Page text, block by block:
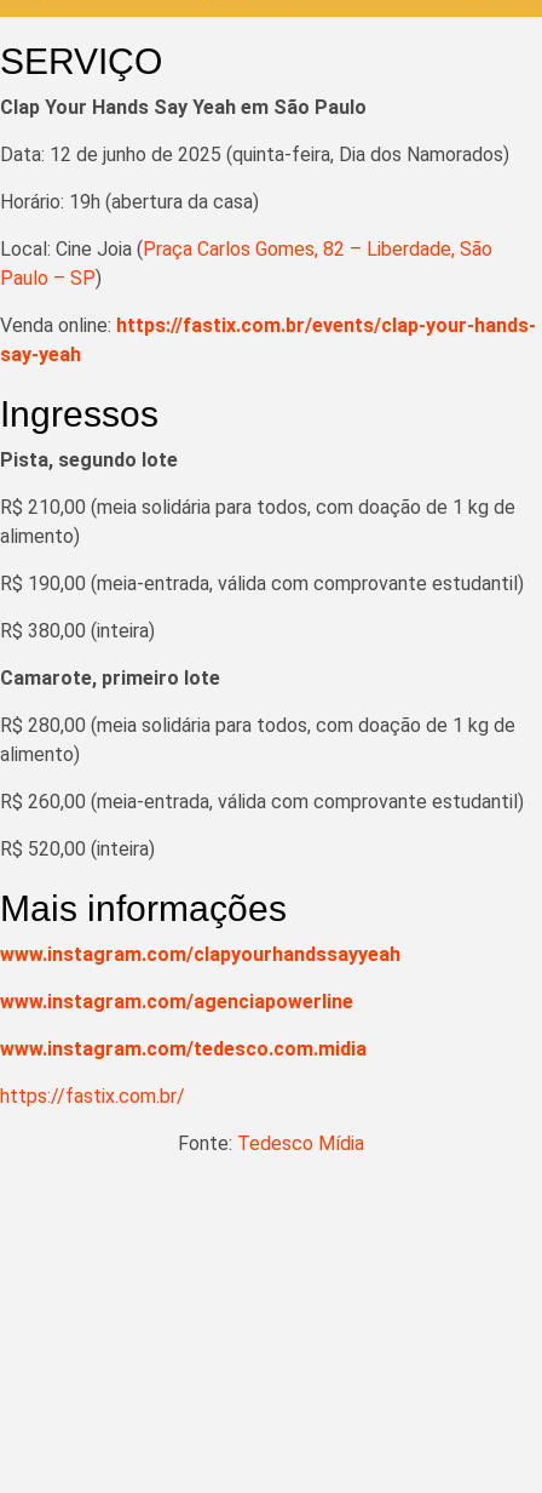
SERVIÇO
Clap Your Hands Say Yeah em São Paulo
Data: 12 de junho de 2025 (quinta-feira, Dia dos Namorados)
Horário: 19h (abertura da casa)
Local: Cine Joia ( Praça Carlos Gomes, 82 – Liberdade, São
Paulo – SP)
Venda online: https://fastix.com.br/events/clap-your-hands-
say-yeah
Ingressos
Pista, segundo lote
R$ 210,00 (meia solidária para todos, com doação de 1 kg de
alimento)
R$ 190,00 (meia-entrada, válida com comprovante estudantil)
R$ 380,00 (inteira)
Camarote, primeiro lote
R$ 280,00 (meia solidária para todos, com doação de 1 kg de
alimento)
R$ 260,00 (meia-entrada, válida com comprovante estudantil)
R$ 520,00 (inteira)
Mais informações
www.instagram.com/clapyourhandssayyeah
www.instagram.com/agenciapowerline
www.instagram.com/tedesco.com.midia
https://fastix.com.br/
Fonte: Tedesco Mídia